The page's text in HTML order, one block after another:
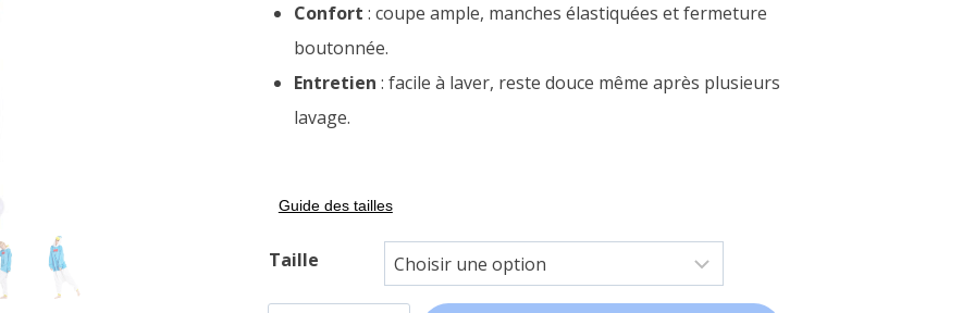
Confort : coupe ample, manches élastiquées et fermeture
boutonnée.
Entretien : facile à laver, reste douce même après plusieurs
lavage.
Guide des tailles
Taille